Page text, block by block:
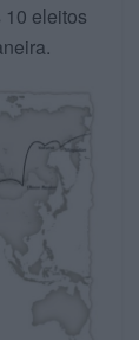
eleitos